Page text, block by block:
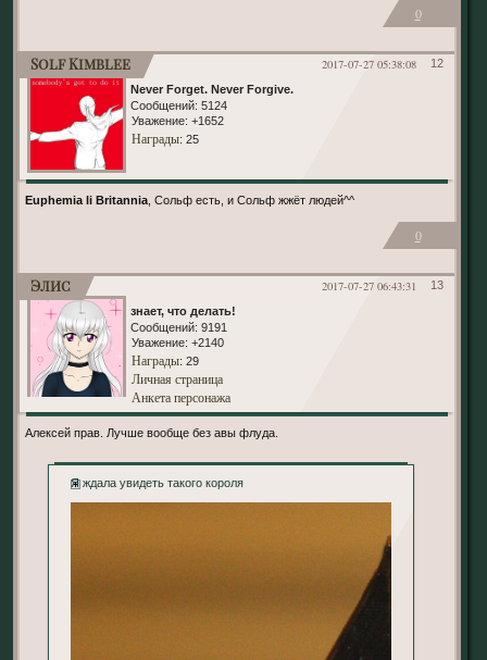
0
12
2017-07-27 05:38:08
Solf Kimblee
Never Forget. Never Forgive.
Сообщений: 5124
Уважение: +1652
Награды: 25
Euphemia li Britannia , Сольф есть, и Сольф жжёт людей^^
0
13
2017-07-27 06:43:31
Элис
знает, что делать!
Сообщений: 9191
Уважение: +2140
Награды: 29
Личная страница
Анкета персонажа
Алексей прав. Лучше вообще без авы флуда.
Я ждала увидеть такого короля